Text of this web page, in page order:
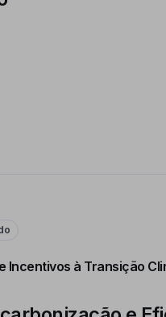
Incentivos à Transição